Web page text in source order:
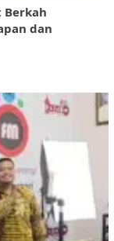
Berkah
dan